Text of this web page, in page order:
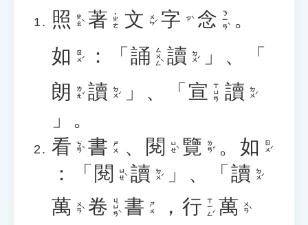
照 ㄓㄠˋ 著 ˙ㄓㄜ 文 ㄨㄣˊ 字 ㄗˋ 念 ㄋㄧㄢˋ 。
如 ㄖㄨˊ ：「 誦 ㄙㄨㄥˋ 讀 ㄉㄨˊ
」、「
朗 ㄌㄤˇ 讀 ㄉㄨˊ 」、「 宣 ㄒㄩㄢ 讀 ㄉㄨˊ
」。
看 ㄎㄢˋ 書 ㄕㄨ 、 閱 ㄩㄝˋ 覽 ㄌㄢˇ 。 如 ㄖㄨˊ
：「 閱 ㄩㄝˋ 讀 ㄉㄨˊ 」、「 讀 ㄉㄨˊ
萬 ㄨㄢˋ 卷 ㄐㄩㄢˋ 書 ㄕㄨ ， 行 ㄒㄧㄥˊ 萬 ㄨㄢˋ